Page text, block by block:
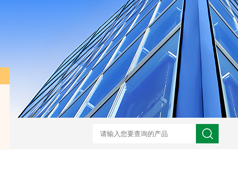
GM-5KV-20KV型可调高压兆欧表GM-5KV-20KV nl3203型